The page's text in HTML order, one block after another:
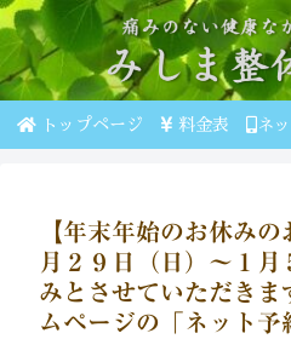
トップページ 料金表 ネ
【年末年始のお休み
月２９日（日）～１
みとさせていただきま
ムページの「ネット予